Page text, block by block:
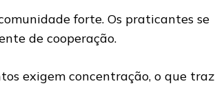
forte. Os praticantes se
de cooperação.
exigem concentração, o que traz